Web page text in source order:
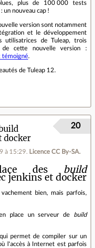
plus de 100 000 tests
un nouveau cap !
version sont notamment
et le développement
utilisatrices de Tuleap, trois
de cette nouvelle version :
témoigné.
de Tuleap 12.
docker
à 15:29. Licence CC By‑SA.
20
des build
jenkins et docker
bien, mais parfois,
place un serveur de build
permet de compiler sur un
l'accès à Internet est parfois